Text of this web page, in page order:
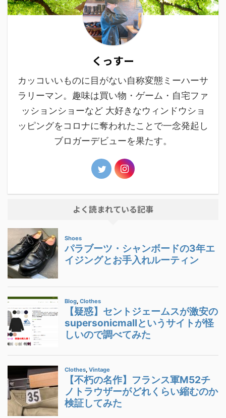
くっすー
カッコいいものに目がない自称変態ミーハーサ
ラリーマン。趣味は買い物・ゲーム・自宅ファ
ッションショーなど 大好きなウィンドウショ
ッピングをコロナに奪われたことで一念発起し
ブロガーデビューを果たす。
よく読まれている記事